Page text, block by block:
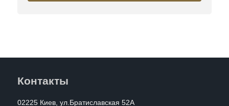
Контакты
02225 Киев, ул.Братиславская 52А